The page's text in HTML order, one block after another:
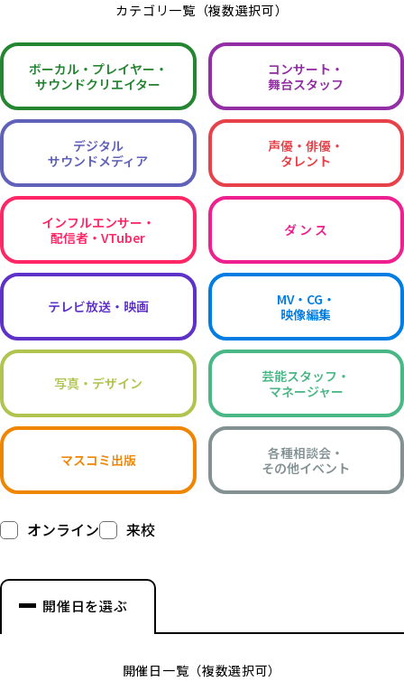
カテゴリ一覧（複数選択可）
ボーカル・ プレイヤー・
サウンドクリエイター
コンサート・
舞台スタッフ
デジタル
サウンドメディア
声優・俳優・
タレント
インフルエンサー・
配信者・VTuber
ダ ン ス
テレビ放送・映画
MV・CG・
映像編集
写真・デザイン
芸能スタッフ・
マネージャー
マスコミ出版
各種相談会・
その他イベント
オンライン 来校
開催日を選ぶ
開催日一覧（複数選択可）